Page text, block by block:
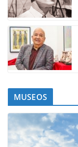
MUSEOS